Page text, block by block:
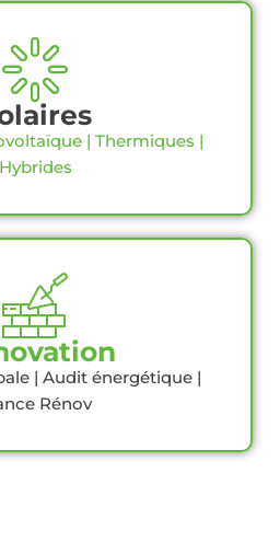
| Thermiques |
Hybrides
| Audit énergétique |
Rénov